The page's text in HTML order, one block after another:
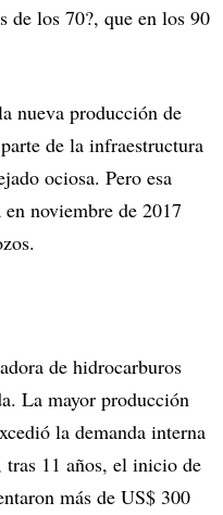
de los 70?, que en los 90
nueva producción de
de la infraestructura
ociosa. Pero esa
noviembre de 2017
de hidrocarburos
La mayor producción
la demanda interna
11 años, el inicio de
más de US$ 300